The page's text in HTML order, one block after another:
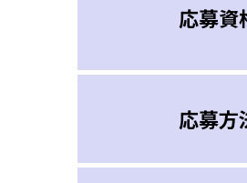
応募資
応募方